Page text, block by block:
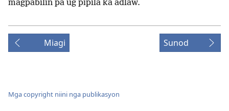
magpabilin pa ug pipila ka adlaw.
Miagi Sunod
Mga copyright niini nga publikasyon